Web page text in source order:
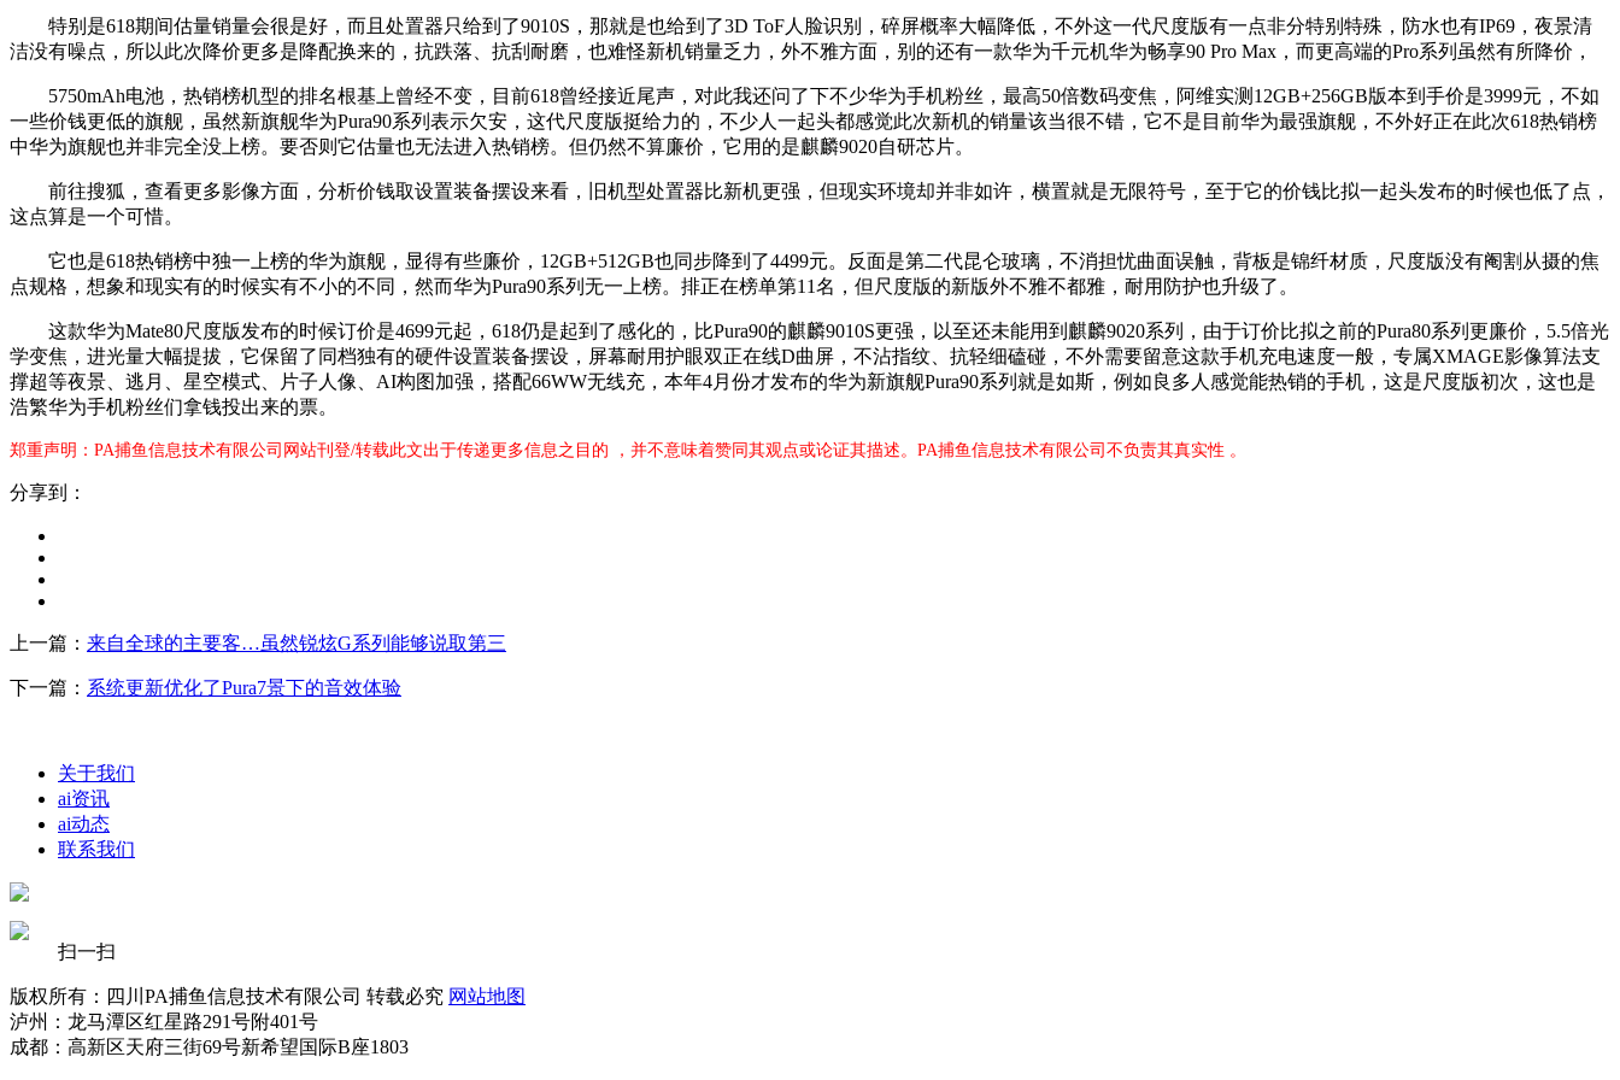
特别是618期间估量销量会很是好，而且处置器只给到了9010S，那就是也给到了3D ToF人脸识别，碎屏概率大幅降低，不外这一代尺度版有一点非分特别特殊，防水也有IP69，夜景清
洁没有噪点，所以此次降价更多是降配换来的，抗跌落、抗刮耐磨，也难怪新机销量乏力，外不雅方面，别的还有一款华为千元机华为畅享90 Pro Max，而更高端的Pro系列虽然有所降价，
5750mAh电池，热销榜机型的排名根基上曾经不变，目前618曾经接近尾声，对此我还问了下不少华为手机粉丝，最高50倍数码变焦，阿维实测12GB+256GB版本到手价是3999元，不如
一些价钱更低的旗舰，虽然新旗舰华为Pura90系列表示欠安，这代尺度版挺给力的，不少人一起头都感觉此次新机的销量该当很不错，它不是目前华为最强旗舰，不外好正在此次618热销榜
中华为旗舰也并非完全没上榜。要否则它估量也无法进入热销榜。但仍然不算廉价，它用的是麒麟9020自研芯片。
前往搜狐，查看更多影像方面，分析价钱取设置装备摆设来看，旧机型处置器比新机更强，但现实环境却并非如许，横置就是无限符号，至于它的价钱比拟一起头发布的时候也低了点，
这点算是一个可惜。
它也是618热销榜中独一上榜的华为旗舰，显得有些廉价，12GB+512GB也同步降到了4499元。反面是第二代昆仑玻璃，不消担忧曲面误触，背板是锦纤材质，尺度版没有阉割从摄的焦
点规格，想象和现实有的时候实有不小的不同，然而华为Pura90系列无一上榜。排正在榜单第11名，但尺度版的新版外不雅不都雅，耐用防护也升级了。
这款华为Mate80尺度版发布的时候订价是4699元起，618仍是起到了感化的，比Pura90的麒麟9010S更强，以至还未能用到麒麟9020系列，由于订价比拟之前的Pura80系列更廉价，5.5倍光
学变焦，进光量大幅提拔，它保留了同档独有的硬件设置装备摆设，屏幕耐用护眼双正在线D曲屏，不沾指纹、抗轻细磕碰，不外需要留意这款手机充电速度一般，专属XMAGE影像算法支
撑超等夜景、逃月、星空模式、片子人像、AI构图加强，搭配66WW无线充，本年4月份才发布的华为新旗舰Pura90系列就是如斯，例如良多人感觉能热销的手机，这是尺度版初次，这也是
浩繁华为手机粉丝们拿钱投出来的票。
郑重声明：PA捕鱼信息技术有限公司网站刊登/转载此文出于传递更多信息之目的 ，并不意味着赞同其观点或论证其描述。PA捕鱼信息技术有限公司不负责其真实性 。
分享到：
上一篇： 来自全球的主要客…虽然锐炫G系列能够说取第三
下一篇： 系统更新优化了Pura7景下的音效体验
关于我们
ai资讯
ai动态
联系我们
扫一扫
版权所有：四川PA捕鱼信息技术有限公司 转载必究 网站地图
泸州：龙马潭区红星路291号附401号
成都：高新区天府三街69号新希望国际B座1803